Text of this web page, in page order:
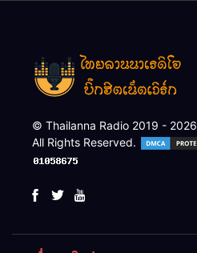
© Thailanna Radio 2019 - 2026
All Rights Reserved.